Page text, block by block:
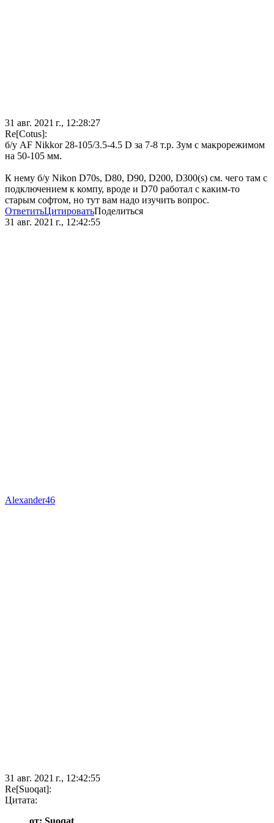
31 авг. 2021 г., 12:28:27
Re[Cotus]:
б/у AF Nikkor 28-105/3.5-4.5 D за 7-8 т.р. Зум с макрорежимом
на 50-105 мм.
К нему б/у Nikon D70s, D80, D90, D200, D300(s) см. чего там с
подключением к компу, вроде и D70 работал с каким-то
старым софтом, но тут вам надо изучить вопрос.
ОтветитьЦитироватьПоделиться
31 авг. 2021 г., 12:42:55
Alexander46
31 авг. 2021 г., 12:42:55
Re[Suoqat]:
Цитата: